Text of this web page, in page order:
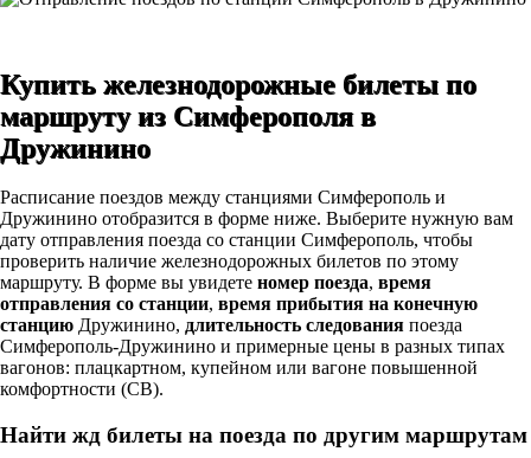
Купить железнодорожные билеты по
маршруту из Симферополя в
Дружинино
Расписание поездов между станциями Симферополь и
Дружинино отобразится в форме ниже. Выберите нужную вам
дату отправления поезда со станции Симферополь, чтобы
проверить наличие железнодорожных билетов по этому
маршруту. В форме вы увидете номер поезда, время
отправления со станции, время прибытия на конечную
станцию Дружинино, длительность следования поезда
Симферополь-Дружинино и примерные цены в разных типах
вагонов: плацкартном, купейном или вагоне повышенной
комфортности (СВ).
Найти жд билеты на поезда по другим маршрутам